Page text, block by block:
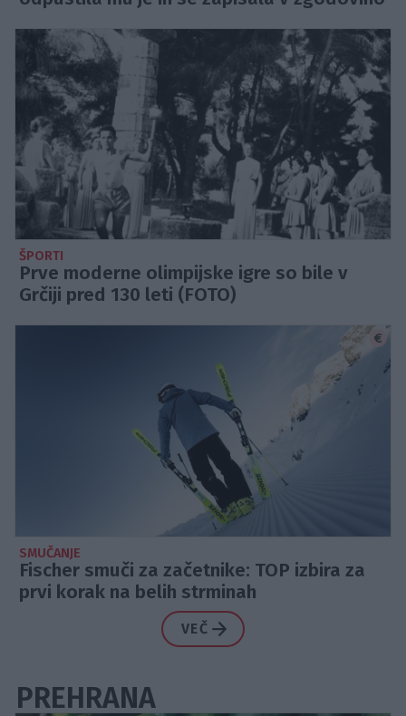
ŠPORTI
Prve moderne olimpijske igre so bile v
Grčiji pred 130 leti (FOTO)
SMUČANJE
Fischer smuči za začetnike: TOP izbira za
prvi korak na belih strminah
VEČ
PREHRANA